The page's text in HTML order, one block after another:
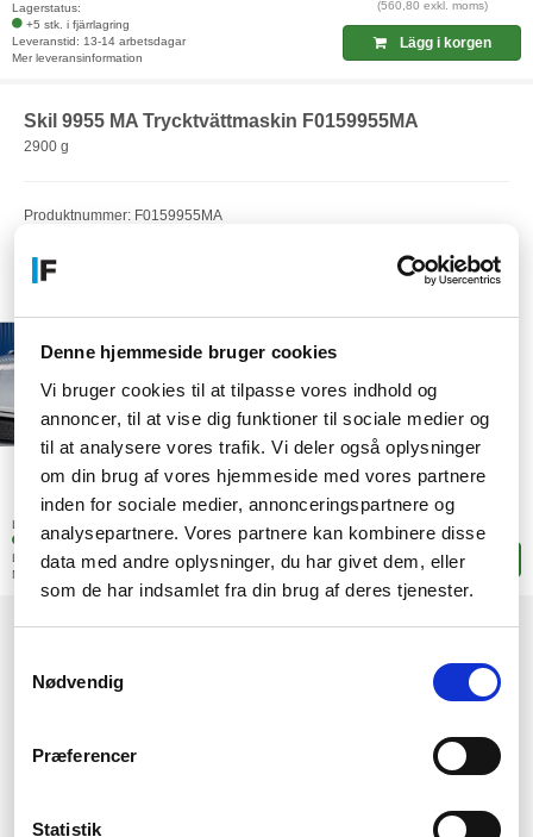
Denne hjemmeside bruger cookies
Vi bruger cookies til at tilpasse vores indhold og
annoncer, til at vise dig funktioner til sociale medier og
til at analysere vores trafik. Vi deler også oplysninger
om din brug af vores hjemmeside med vores partnere
inden for sociale medier, annonceringspartnere og
analysepartnere. Vores partnere kan kombinere disse
data med andre oplysninger, du har givet dem, eller
som de har indsamlet fra din brug af deres tjenester.
Nødvendig
Præferencer
Statistik
Lagerstatus:
+5 stk. i fjärrlagring
Leveranstid: 13-14 arbetsdagar
Mer leveransinformation
(560,80 exkl. moms)
Lägg i korgen
Skil 9955 MA Trycktvättmaskin F0159955MA
2900 g
Produktnummer: F0159955MA
Artikelnummer: F22644585
Lagerstatus:
1 stk. i fjärrlagring
Leveranstid: 3-4 arbetsdagar
Mer leveransinformation
1.523,-SEK
Lägg i korgen